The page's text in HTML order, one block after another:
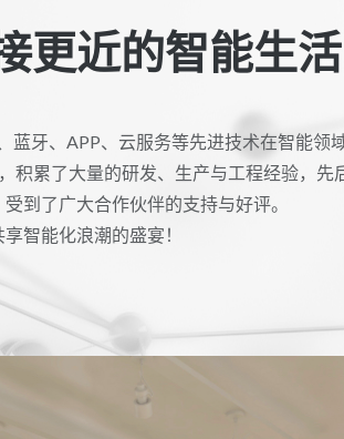
更近的智能生活
牙、APP、云服务等先进技术在智能领域
积累了大量的研发、生产与工程经验，
到了广大合作伙伴的支持与好评。
智能化浪潮的盛宴！